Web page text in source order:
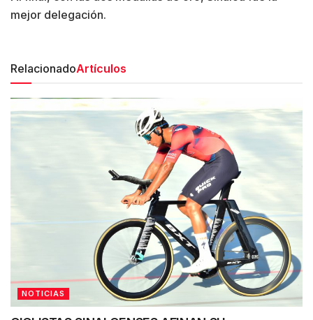
mejor delegación.
RelacionadoArtículos
NOTICIAS